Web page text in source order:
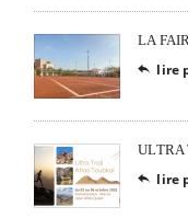
LA
 lire
 lire